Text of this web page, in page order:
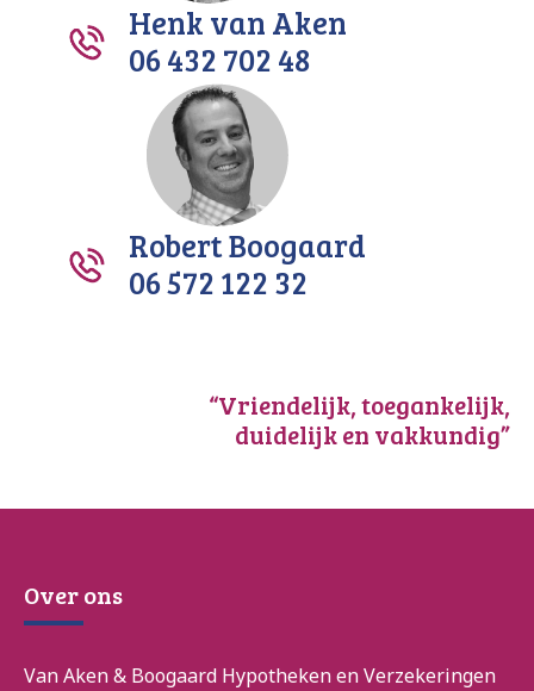
Henk van Aken
06 432 702 48
Robert Boogaard
06 572 122 32
“Vriendelijk, toegankelijk,
duidelijk en vakkundig”
Over ons
Van Aken & Boogaard Hypotheken en Verzekeringen